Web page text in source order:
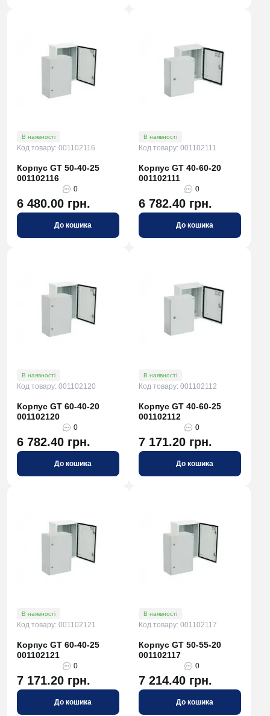
В наявності
Код товару: 001102116
Корпус GT 50-40-25
001102116
0
6 480.00 грн.
До кошика
В наявності
Код товару: 001102111
Корпус GT 40-60-20
001102111
0
6 782.40 грн.
До кошика
В наявності
Код товару: 001102120
Корпус GT 60-40-20
001102120
0
6 782.40 грн.
До кошика
В наявності
Код товару: 001102112
Корпус GT 40-60-25
001102112
0
7 171.20 грн.
До кошика
В наявності
Код товару: 001102121
Корпус GT 60-40-25
001102121
0
7 171.20 грн.
До кошика
В наявності
Код товару: 001102117
Корпус GT 50-55-20
001102117
0
7 214.40 грн.
До кошика